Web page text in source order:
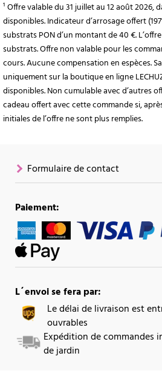
¹ Offre valable du 31 juillet au 12 août 2026,
disponibles. Indicateur d’arrosage offert
substrats PON d’un montant de 40 €.
substrats. Offre non valable pour les
cours. Aucune compensation en espèces.
uniquement sur la boutique en ligne
disponibles. Non cumulable avec d’autres
cadeau offert avec cette commande si,
initiales de l’offre ne sont plus remplies.
Formulaire de contact
Paiement:
L´envoi se fera par:
Le délai de livraison est
ouvrables
Expédition de commandes
de jardin